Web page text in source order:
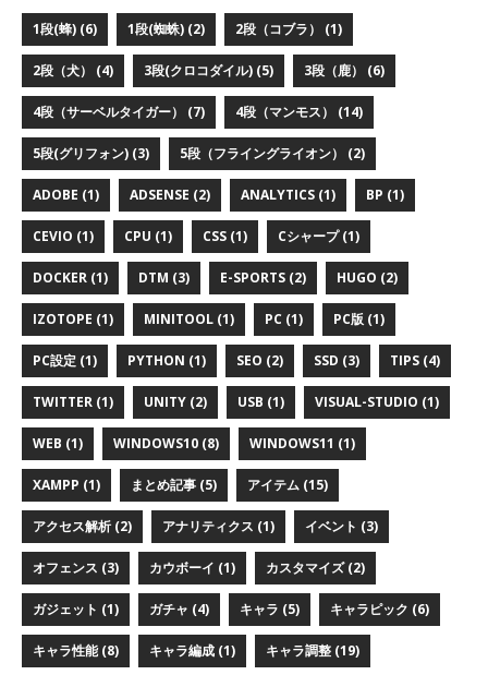
1段(蜂) (6) 1段(蜘蛛) (2) 2段（コブラ） (1)
2段（犬） (4) 3段(クロコダイル) (5) 3段（鹿） (6)
4段（サーベルタイガー） (7) 4段（マンモス） (14)
5段(グリフォン) (3) 5段（フライングライオン） (2)
ADOBE (1) ADSENSE (2) ANALYTICS (1) BP (1)
CEVIO (1) CPU (1) CSS (1) Cシャープ (1)
DOCKER (1) DTM (3) E-SPORTS (2) HUGO (2)
IZOTOPE (1) MINITOOL (1) PC (1) PC版 (1)
PC設定 (1) PYTHON (1) SEO (2) SSD (3) TIPS (4)
TWITTER (1) UNITY (2) USB (1) VISUAL-STUDIO (1)
WEB (1) WINDOWS10 (8) WINDOWS11 (1)
XAMPP (1) まとめ記事 (5) アイテム (15)
アクセス解析 (2) アナリティクス (1) イベント (3)
オフェンス (3) カウボーイ (1) カスタマイズ (2)
ガジェット (1) ガチャ (4) キャラ (5) キャラピック (6)
キャラ性能 (8) キャラ編成 (1) キャラ調整 (19)